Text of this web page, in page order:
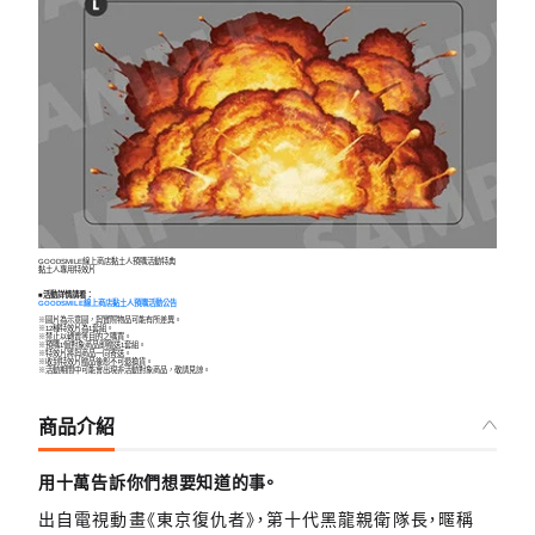
GOODSMILE線上商店黏土人預購活動特典
黏土人專用特效片
■活動詳情請看：
GOODSMILE線上商店黏土人預購活動公告
※圖片為示意圖，與實際物品可能有所差異。
※12種特效片為1套組。
※禁止以轉賣等目的之購買。
※預購1個對象商品即贈送1套組。
※特效片將與商品一同寄送。
※收到特效片贈品後恕不可退換貨。
※活動期間中可能會出現非活動對象商品，敬請見諒。
商品介紹
用十萬告訴你們想要知道的事。
出自電視動畫《東京復仇者》，第十代黑龍親衛隊長，暱稱